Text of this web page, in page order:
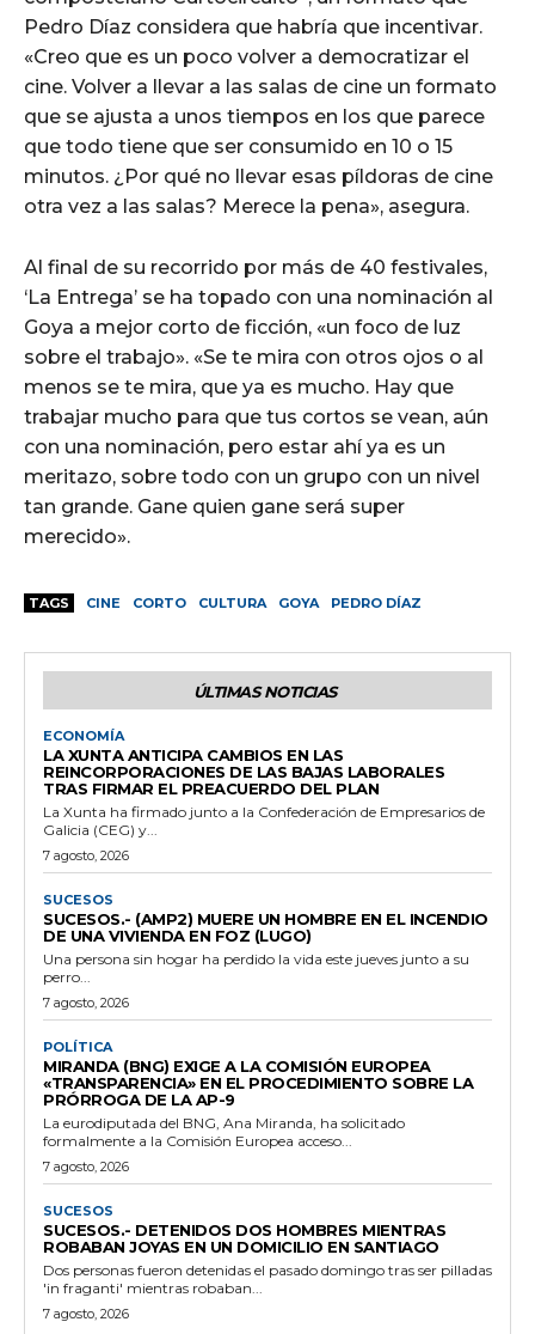
Pedro Díaz considera que habría que incentivar.
«Creo que es un poco volver a democratizar el
cine. Volver a llevar a las salas de cine un formato
que se ajusta a unos tiempos en los que parece
que todo tiene que ser consumido en 10 o 15
minutos. ¿Por qué no llevar esas píldoras de cine
otra vez a las salas? Merece la pena», asegura.
Al final de su recorrido por más de 40 festivales,
‘La Entrega’ se ha topado con una nominación al
Goya a mejor corto de ficción, «un foco de luz
sobre el trabajo». «Se te mira con otros ojos o al
menos se te mira, que ya es mucho. Hay que
trabajar mucho para que tus cortos se vean, aún
con una nominación, pero estar ahí ya es un
meritazo, sobre todo con un grupo con un nivel
tan grande. Gane quien gane será super
merecido».
TAGS CINE CORTO CULTURA GOYA PEDRO DÍAZ
ÚLTIMAS NOTICIAS
ECONOMÍA
LA XUNTA ANTICIPA CAMBIOS EN LAS
REINCORPORACIONES DE LAS BAJAS LABORALES
TRAS FIRMAR EL PREACUERDO DEL PLAN
La Xunta ha firmado junto a la Confederación de Empresarios de
Galicia (CEG) y...
7 agosto, 2026
SUCESOS
SUCESOS.- (AMP2) MUERE UN HOMBRE EN EL INCENDIO
DE UNA VIVIENDA EN FOZ (LUGO)
Una persona sin hogar ha perdido la vida este jueves junto a su
perro...
7 agosto, 2026
POLÍTICA
MIRANDA (BNG) EXIGE A LA COMISIÓN EUROPEA
«TRANSPARENCIA» EN EL PROCEDIMIENTO SOBRE LA
PRÓRROGA DE LA AP-9
La eurodiputada del BNG, Ana Miranda, ha solicitado
formalmente a la Comisión Europea acceso...
7 agosto, 2026
SUCESOS
SUCESOS.- DETENIDOS DOS HOMBRES MIENTRAS
ROBABAN JOYAS EN UN DOMICILIO EN SANTIAGO
Dos personas fueron detenidas el pasado domingo tras ser pilladas
'in fraganti' mientras robaban...
7 agosto, 2026